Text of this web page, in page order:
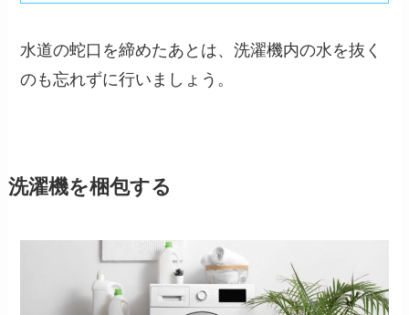
水道の蛇口を締めたあとは、洗濯機内の水を抜く
のも忘れずに行いましょう。
洗濯機を梱包する